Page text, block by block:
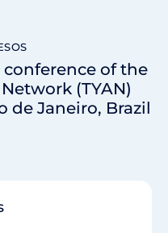
of the
(TYAN)
de Janeiro, Brazil